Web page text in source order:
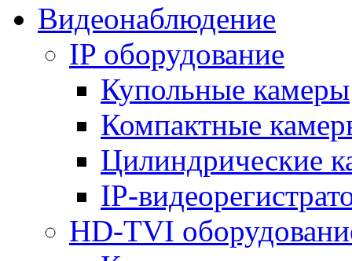
Видеонаблюдение
IP оборудование
Купольные камеры
Компактные
Цилиндрические
IP-
HD-TVI